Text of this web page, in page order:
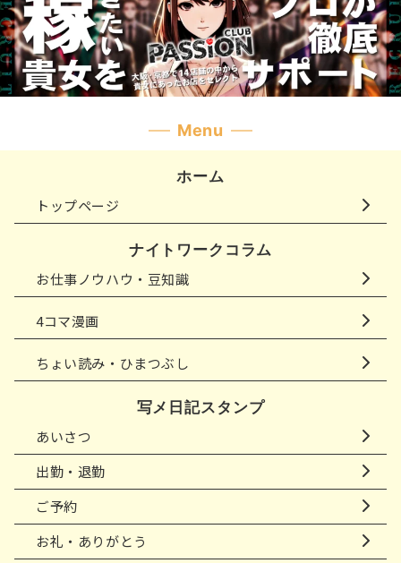
Menu
ホーム
トップページ
ナイトワークコラム
お仕事ノウハウ・豆知識
4コマ漫画
ちょい読み・ひまつぶし
写メ日記スタンプ
あいさつ
出勤・退勤
ご予約
お礼・ありがとう